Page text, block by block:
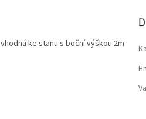
ke stanu s boční výškou 2m